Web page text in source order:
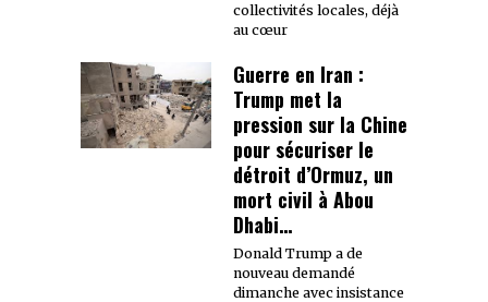
collectivités locales, déjà
au cœur
Guerre en Iran :
Trump met la
pression sur la Chine
pour sécuriser le
détroit d’Ormuz, un
mort civil à Abou
Dhabi…
Donald Trump a de
nouveau demandé
dimanche avec insistance